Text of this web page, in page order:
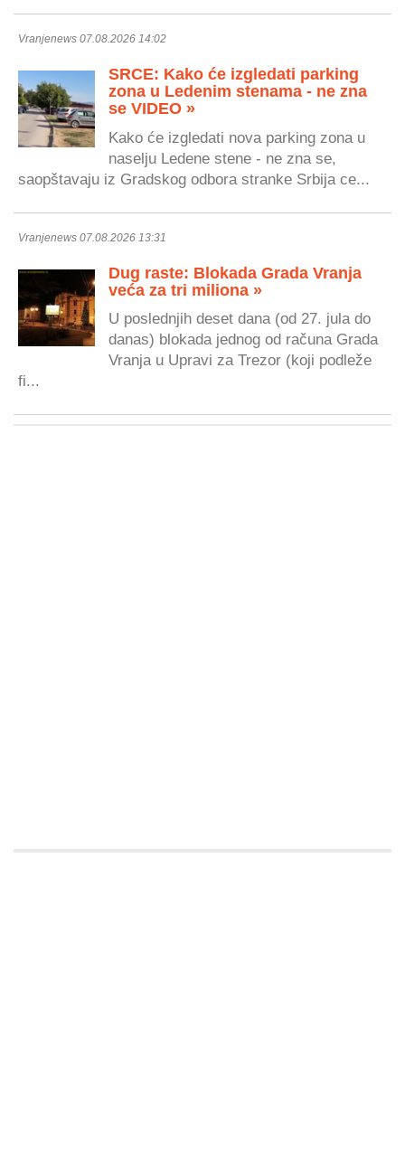
Vranjenews 07.08.2026 14:02
SRCE: Kako će izgledati parking
zona u Ledenim stenama - ne zna
se VIDEO »
Kako će izgledati nova parking zona u
naselju Ledene stene - ne zna se,
saopštavaju iz Gradskog odbora stranke Srbija ce...
Vranjenews 07.08.2026 13:31
Dug raste: Blokada Grada Vranja
veća za tri miliona »
U poslednjih deset dana (od 27. jula do
danas) blokada jednog od računa Grada
Vranja u Upravi za Trezor (koji podleže
fi...